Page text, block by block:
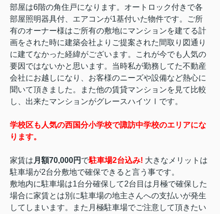
部屋は6階の角住戸になります。オートロック付きで各
部屋照明器具付、エアコンが1基付いた物件です。ご所
有のオーナー様はご所有の敷地にマンションを建てる計
画をされた時に建築会社よりご提案された間取り図通り
に建てなかった経緯がございます。これが今でも人気の
要因ではないかと思います。当時私が勤務してた不動産
会社にお越しになり、お客様のニーズや設備など熱心に
聞いて頂きました。また他の賃貸マンションを見て比較
し、出来たマンションがグレースハイツⅠです。
学校区も人気の西国分小学校で諏訪中学校のエリアにな
ります。
家賃は 月額70,000円 で駐車場2台込み! 大きなメリットは
駐車場が2台分敷地で確保できると言う事です。
敷地内に駐車場は1台分確保して2台目は月極で確保した
場合に家賃とは別に駐車場の地主さんへの支払いが発生
してしまいます。また月極駐車場でご注意して頂きたい